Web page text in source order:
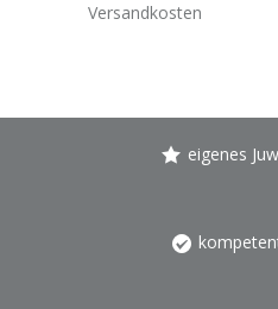
Versandkosten
eigenes